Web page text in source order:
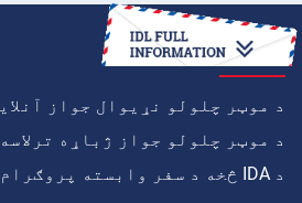
څنګه
د موټر چلولو نړیوال جواز
د موټر چلولو جواز ژباړه
د IDA څخه د سفر وابسته پروګرام